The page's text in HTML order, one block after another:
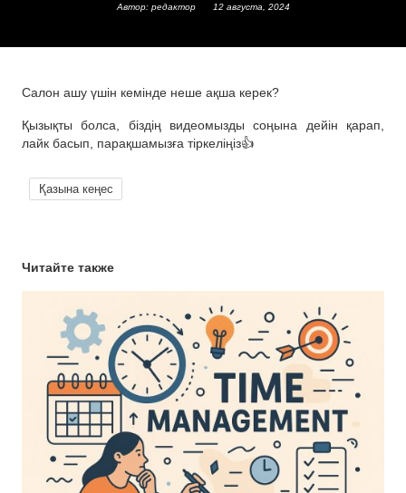
Автор: редактор 12 августа, 2024
Салон ашу үшін кемінде неше ақша керек?
Қызықты болса, біздің видеомызды соңына дейін қарап,
лайк басып, парақшамызға тіркеліңіз👍
Қазына кеңес
Читайте также